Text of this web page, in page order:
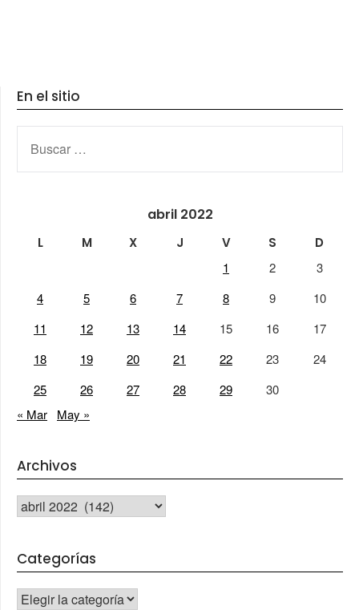
En el sitio
abril 2022
L M X J V S
D
1
2
3
4
5 6 7 8 9
10
11
12 13 14 15 16
17
18
19 20 21 22 23
24
25
26 27 28 29
30
« Mar
May »
Archivos
Archivos
Categorías
CATEGORÍAS